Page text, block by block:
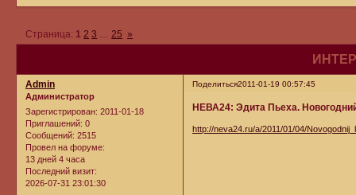
Страница: 1 2 3 25 »
Поделиться2011-01-19 00:57:45
Admin
Администратор
Зарегистрирован: 2011-01-18
Приглашений: 0
Сообщений: 2515
Провел на форуме:
13 дней 4 часа
Последний визит:
2026-07-31 23:01:30
НЕВА24: Эдита Пьеха.
http://neva24.ru/a/2011/01/04/